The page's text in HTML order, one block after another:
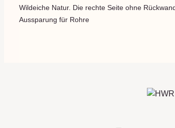
Wildeiche Natur. Die rechte Seite ohne
Aussparung für Rohre